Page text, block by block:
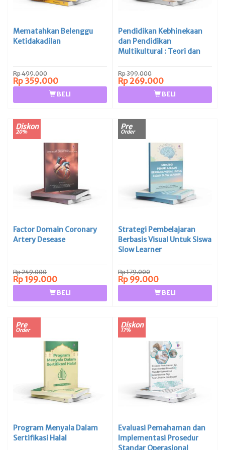
Mematahkan Belenggu
Ketidakadilan
Rp 499.000
Rp 359.000
BELI
Pendidikan Kebhinekaan
dan Pendidikan
Multikultural : Teori dan
Pendidikan
Rp 399.000
Rp 269.000
BELI
Diskon
20%
Factor Domain Coronary
Artery Desease
Rp 249.000
Rp 199.000
BELI
Pre
Order
Strategi Pembelajaran
Berbasis Visual Untuk Siswa
Slow Learner
Rp 179.000
Rp 99.000
BELI
Pre
Order
Program Menyala Dalam
Sertifikasi Halal
Diskon
17%
Evaluasi Pemahaman dan
Implementasi Prosedur
Standar Operasional